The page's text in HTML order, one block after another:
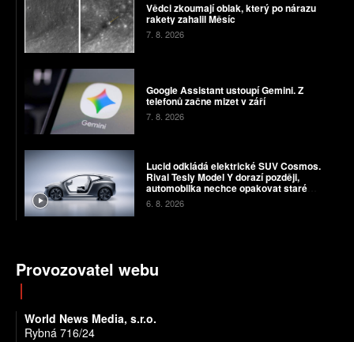
Vědci zkoumají oblak, který po nárazu
rakety zahalil Měsíc
7. 8. 2026
Google Assistant ustoupí Gemini. Z
telefonů začne mizet v září
7. 8. 2026
Lucid odkládá elektrické SUV Cosmos.
Rival Tesly Model Y dorazí později,
automobilka nechce opakovat staré
chyby
6. 8. 2026
Provozovatel webu
World News Media, s.r.o.
Rybná 716/24